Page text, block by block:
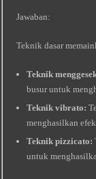
Jawaban:
Teknik dasar
Teknik
busur untuk
Teknik vibrato:
menghasilkan
Teknik pizzicato:
untuk